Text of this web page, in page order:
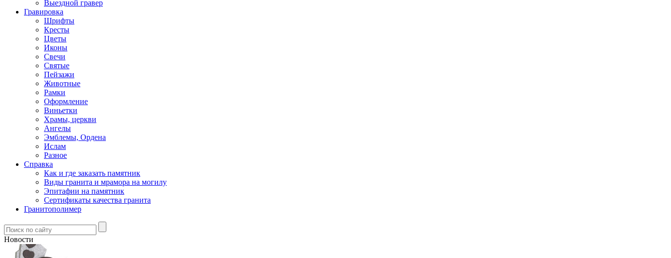
Выездной гравер
Гравировка
Шрифты
Кресты
Цветы
Иконы
Свечи
Святые
Пейзажи
Животные
Рамки
Оформление
Виньетки
Храмы, церкви
Ангелы
Эмблемы, Ордена
Ислам
Разное
Справка
Как и где заказать памятник
Виды гранита и мрамора на могилу
Эпитафии на памятник
Сертификаты качества гранита
Гранитополимер
Новости